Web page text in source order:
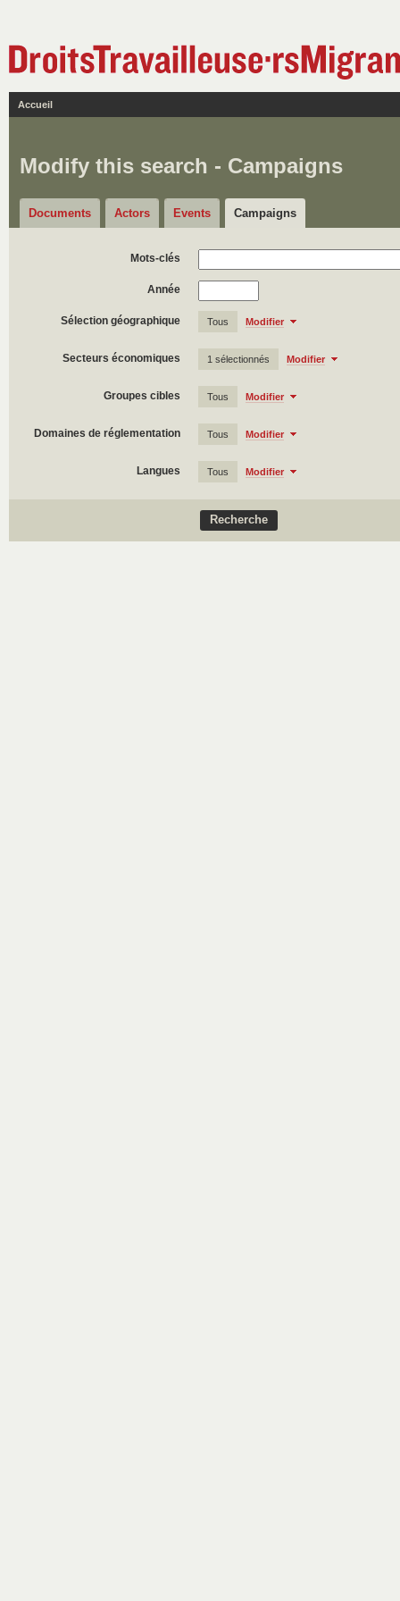
Accueil
Modify this search - Campaigns
Documents Actors Events Campaigns
Mots-clés
Année
Sélection géographique Tous Modifier
Secteurs économiques 1 sélectionnés Modifier
Groupes cibles Tous Modifier
Domaines de réglementation Tous Modifier
Langues Tous Modifier